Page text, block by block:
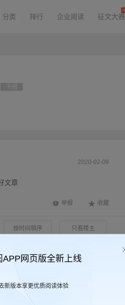
分类 排行 企业阅读 征文大赛
2020-02-09
文章
举报 收藏
按时间顺序 只看楼主
APP网页版全新上线
新版本享更优质阅读体验